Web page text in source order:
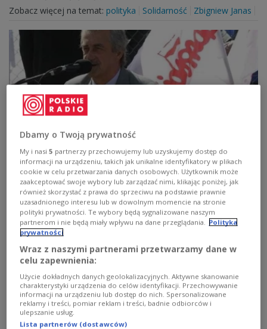
Zobacz więcej na temat: polityka Solidarność Zbigniew Janas
Historia strajkowej piosenki
"Piosenka dla córki" stała się jednym z hymnów rodzącej
się Solidarności.
Zobacz więcej na temat:Krzysztof Kasprzyk Maciej Pietrzyk
Muzyczna Jedynka Solidarność Opole
Gdańsk
Andrzej Wajda
Dbamy o Twoją prywatność
My i nasi5 partnerzy przechowujemy lub uzyskujemy dostęp do
informacji na urządzeniu, takich jak unikalne identyfikatory w plikach
cookie w celu przetwarzania danych osobowych. Użytkownik może
zaakceptować swoje wybory lub zarządzać nimi, klikając poniżej, jak
również skorzystać z prawa do sprzeciwu na podstawie prawnie
uzasadnionego interesu lub w dowolnym momencie na stronie
polityki prywatności. Te wybory będą sygnalizowane naszym
partnerom i nie będą miały wpływu na dane przeglądania. Polityka
prywatności
Wraz z naszymi partnerami przetwarzamy dane w
celu zapewnienia:
Użycie dokładnych danych geolokalizacyjnych. Aktywne skanowanie
charakterystyki urządzenia do celów identyfikacji. Przechowywanie
informacji na urządzeniu lub dostęp do nich. Spersonalizowane
reklamy i treści, pomiar reklam i treści, badnie odbiorców i
ulepszanie usług.
Lista partnerów (dostawców)